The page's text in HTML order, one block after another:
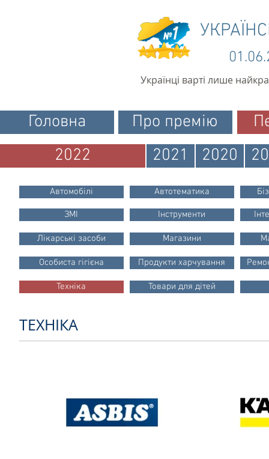
Українці варті лише
Головна Про премію
2022
2021 2020
Автомобілі Автотематика
ЗМІ Інструменти
Лікарські засоби Магазини
Особиста гігієна Продукти харчування
Техніка Товари для дітей
ТЕХНІКА